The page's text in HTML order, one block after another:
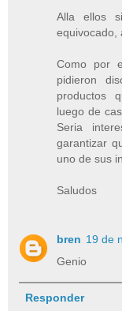
Alla ellos
equivocado,
Como por
pidieron
productos
luego de
Seria
garantizar
uno de sus
Saludos
bren 19 de
Genio
Responder